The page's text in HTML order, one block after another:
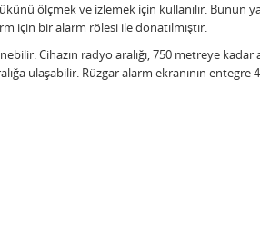
ölçmek ve izlemek için kullanılır. Bunun
için bir alarm rölesi ile donatılmıştır.
Cihazın radyo aralığı, 750 metreye kadar
ulaşabilir. Rüzgar alarm ekranının entegre